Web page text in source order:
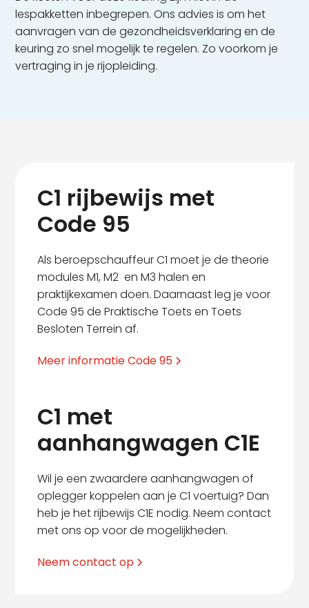
lespakketten inbegrepen. Ons advies is om het
aanvragen van de gezondheidsverklaring en de
keuring zo snel mogelijk te regelen. Zo voorkom je
vertraging in je rijopleiding.
C1 rijbewijs met
Code 95
Als beroepschauffeur C1 moet je de theorie
modules M1, M2 en M3 halen en
praktijkexamen doen. Daarnaast leg je voor
Code 95 de Praktische Toets en Toets
Besloten Terrein af.
Meer informatie Code 95
C1 met
aanhangwagen C1E
Wil je een zwaardere aanhangwagen of
oplegger koppelen aan je C1 voertuig? Dan
heb je het rijbewijs C1E nodig. Neem contact
met ons op voor de mogelijkheden.
Neem contact op